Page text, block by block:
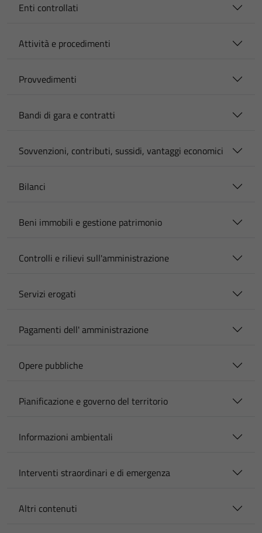
Enti controllati
Attività e procedimenti
Provvedimenti
Bandi di gara e contratti
Sovvenzioni, contributi, sussidi, vantaggi economici
Bilanci
Beni immobili e gestione patrimonio
Controlli e rilievi sull'amministrazione
Servizi erogati
Pagamenti dell' amministrazione
Opere pubbliche
Pianificazione e governo del territorio
Informazioni ambientali
Interventi straordinari e di emergenza
Altri contenuti